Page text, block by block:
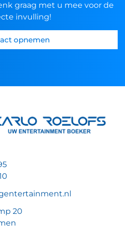
graag met u mee voor de
invulling!
opnemen
20